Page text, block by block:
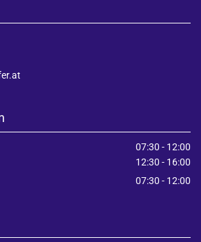
07:30 - 12:00
12:30 - 16:00
07:30 - 12:00